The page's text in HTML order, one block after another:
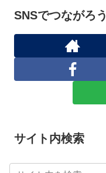
SNSでつながろう
サイト内検索